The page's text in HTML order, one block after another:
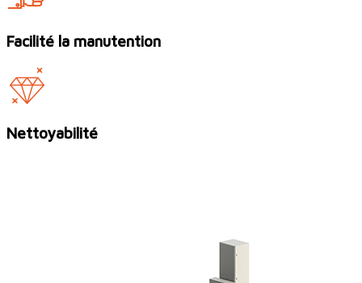
Facilité la manutention
Nettoyabilité